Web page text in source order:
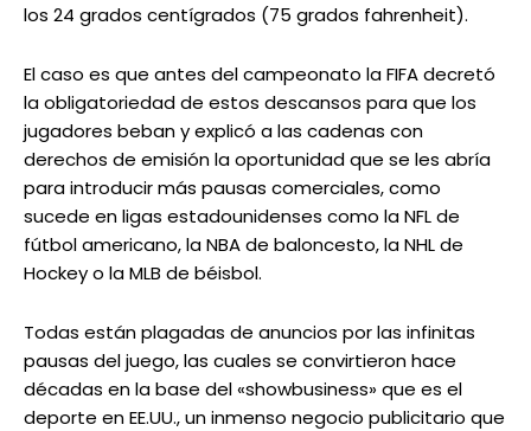
los 24 grados centígrados (75 grados fahrenheit).
El caso es que antes del campeonato la FIFA decretó
la obligatoriedad de estos descansos para que los
jugadores beban y explicó a las cadenas con
derechos de emisión la oportunidad que se les abría
para introducir más pausas comerciales, como
sucede en ligas estadounidenses como la NFL de
fútbol americano, la NBA de baloncesto, la NHL de
Hockey o la MLB de béisbol.
Todas están plagadas de anuncios por las infinitas
pausas del juego, las cuales se convirtieron hace
décadas en la base del «showbusiness» que es el
deporte en EE.UU., un inmenso negocio publicitario que